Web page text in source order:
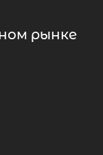
рынке